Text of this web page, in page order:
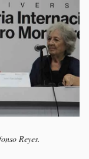
Reyes.